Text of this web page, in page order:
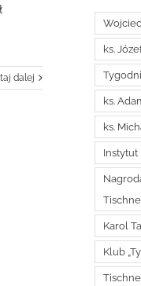
dalej
ks.
ks.
ks.
Instytut
Karol
Klub